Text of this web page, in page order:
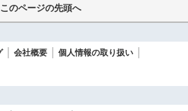
このページの先頭へ
会社概要
個人情報の取り扱い